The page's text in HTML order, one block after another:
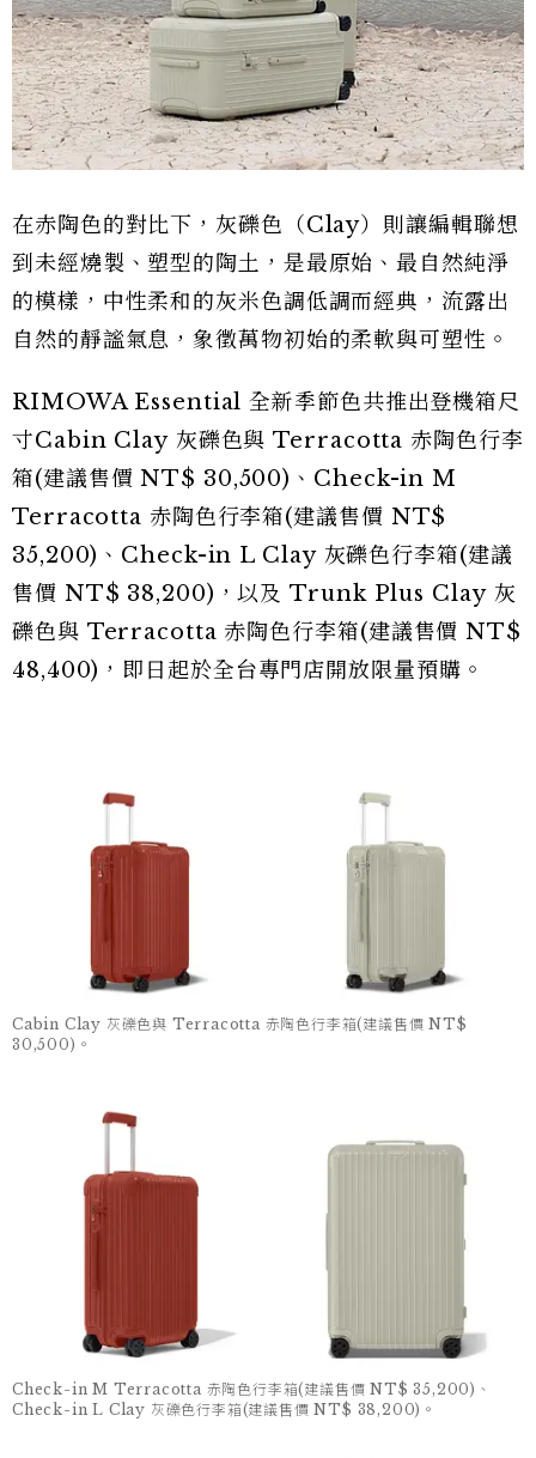
在赤陶色的對比下，灰礫色（Clay）則讓編輯聯想
到未經燒製、塑型的陶土，是最原始、最自然純淨
的模樣，中性柔和的灰米色調低調而經典，流露出
自然的靜謐氣息，象徵萬物初始的柔軟與可塑性。
RIMOWA Essential 全新季節色共推出登機箱尺
寸Cabin Clay 灰礫色與 Terracotta 赤陶色行李
箱(建議售價 NT$ 30,500)、Check-in M
Terracotta 赤陶色行李箱(建議售價 NT$
35,200)、Check-in L Clay 灰礫色行李箱(建議
售價 NT$ 38,200)，以及 Trunk Plus Clay 灰
礫色與 Terracotta 赤陶色行李箱(建議售價 NT$
48,400)，即日起於全台專門店開放限量預購。
Cabin Clay 灰礫色與 Terracotta 赤陶色行李箱(建議售價 NT$
30,500)。
Check-in M Terracotta 赤陶色行李箱(建議售價 NT$ 35,200)、
Check-in L Clay 灰礫色行李箱(建議售價 NT$ 38,200)。